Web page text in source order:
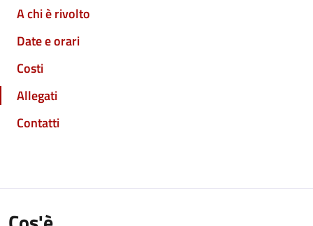
A chi è rivolto
Date e orari
Costi
Allegati
Contatti